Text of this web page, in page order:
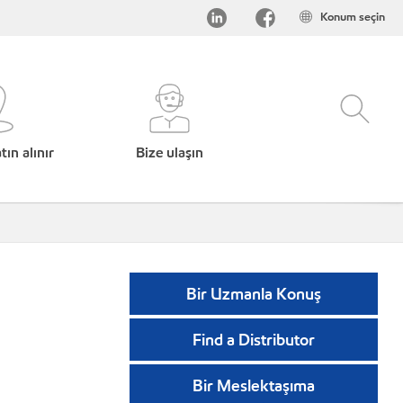
Konum seçin
alınır Bize ulaşın
Bir Uzmanla Konuş
Find a Distributor
Bir Meslektaşıma